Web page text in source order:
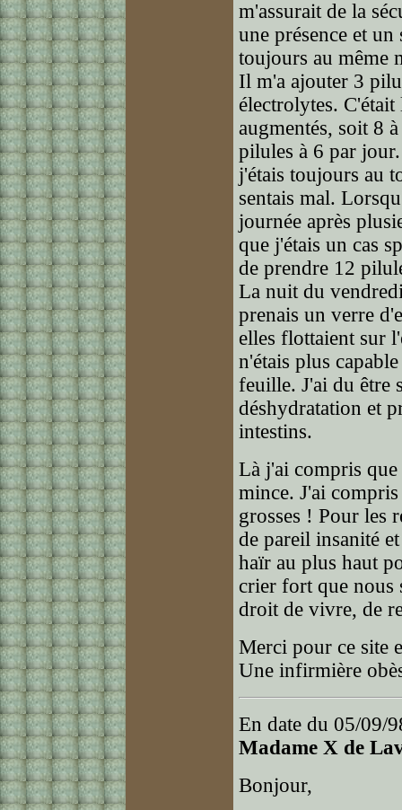
m'assurait de la
une présence et
toujours au même
Il m'a ajouter 3
électrolytes.
augmentés, soit 8
pilules à 6 par
j'étais toujours au
sentais mal.
journée après
que j'étais un cas
de prendre 12
La nuit du
prenais un verre
elles flottaient sur
n'étais plus
feuille. J'ai du être
déshydratation et
intestins.
Là j'ai compris
mince. J'ai
grosses ! Pour les
de pareil insanité
haïr au plus haut
crier fort que nous
droit de vivre, de
Merci pour ce site
Une infirmière
En date du 05/09/
Madame X de
Bonjour,